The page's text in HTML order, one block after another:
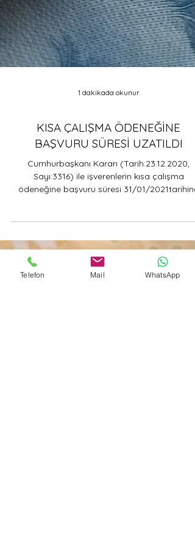
1 dakikada okunur
KISA ÇALIŞMA ÖDENEĞİNE
BAŞVURU SÜRESİ UZATILDI
Telefon Mail WhatsApp